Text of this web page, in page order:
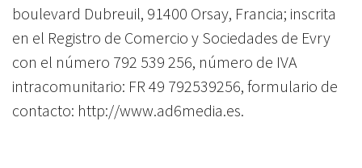
boulevard Dubreuil, 91400 Orsay, Francia; inscrita
en el Registro de Comercio y Sociedades de Evry
con el número 792 539 256, número de IVA
intracomunitario: FR 49 792539256, formulario de
contacto: http://www.ad6media.es.